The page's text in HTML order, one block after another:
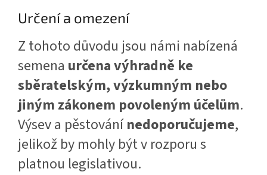
Určení a omezení
Z tohoto důvodu jsou námi nabízená
semena určena výhradně ke
sběratelským, výzkumným nebo
jiným zákonem povoleným účelům.
Výsev a pěstovánínedoporučujeme,
jelikož by mohly být v rozporu s
platnou legislativou.